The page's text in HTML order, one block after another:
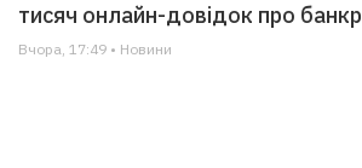
тисяч онлайн-довідок про
Вчора, 17:49 • Новини